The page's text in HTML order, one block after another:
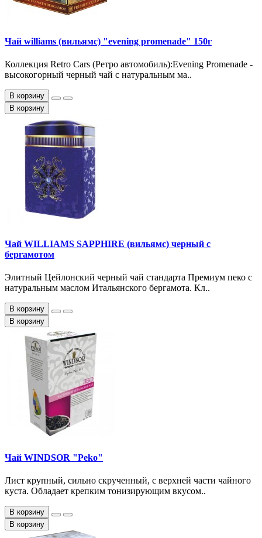
Чай williams (вильямс) "evening promenade" 150г
Коллекция Retro Cars (Ретро автомобиль):Evening Promenade -
высокогорный черный чай с натуральным ма..
В корзину
В корзину
Чай WILLIAMS SAPPHIRE (вильямс) черный с
бергамотом
Элитный Цейлонский черный чай стандарта Премиум пеко с
натуральным маслом Итальянского бергамота. Кл..
В корзину
В корзину
Чай WINDSOR "Peko"
Лист крупный, сильно скрученный, с верхней части чайного
куста. Обладает крепким тонизирующим вкусом..
В корзину
В корзину